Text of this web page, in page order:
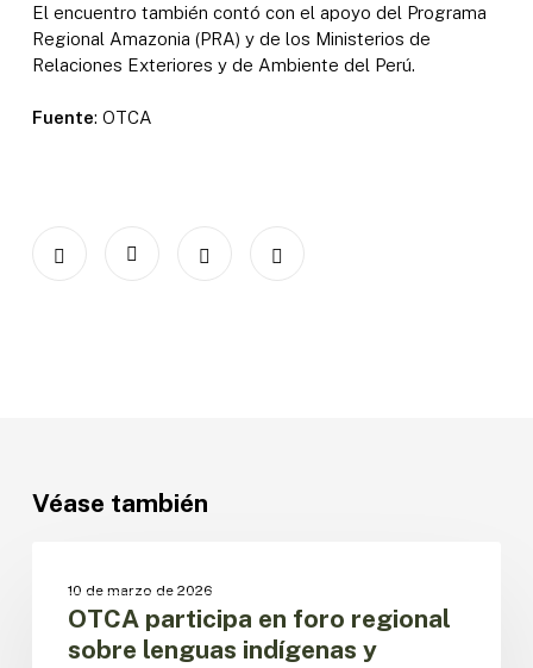
El encuentro también contó con el apoyo del Programa
Regional Amazonia (PRA) y de los Ministerios de
Relaciones Exteriores y de Ambiente del Perú.
Fuente: OTCA
Véase también
regional
10 de marzo de 2026
OTCA participa en foro regional
sobre lenguas indígenas y